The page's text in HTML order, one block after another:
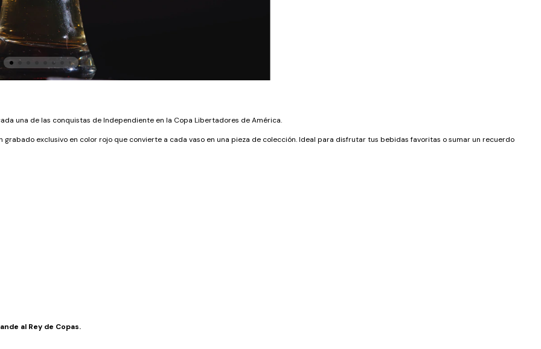
una de las conquistas de Independiente en la Copa Libertadores de América.
exclusivo en color rojo que convierte a cada vaso en una pieza de colección. Ideal para disfrutar tus bebidas favoritas o sumar un recuerdo
al Rey de Copas.